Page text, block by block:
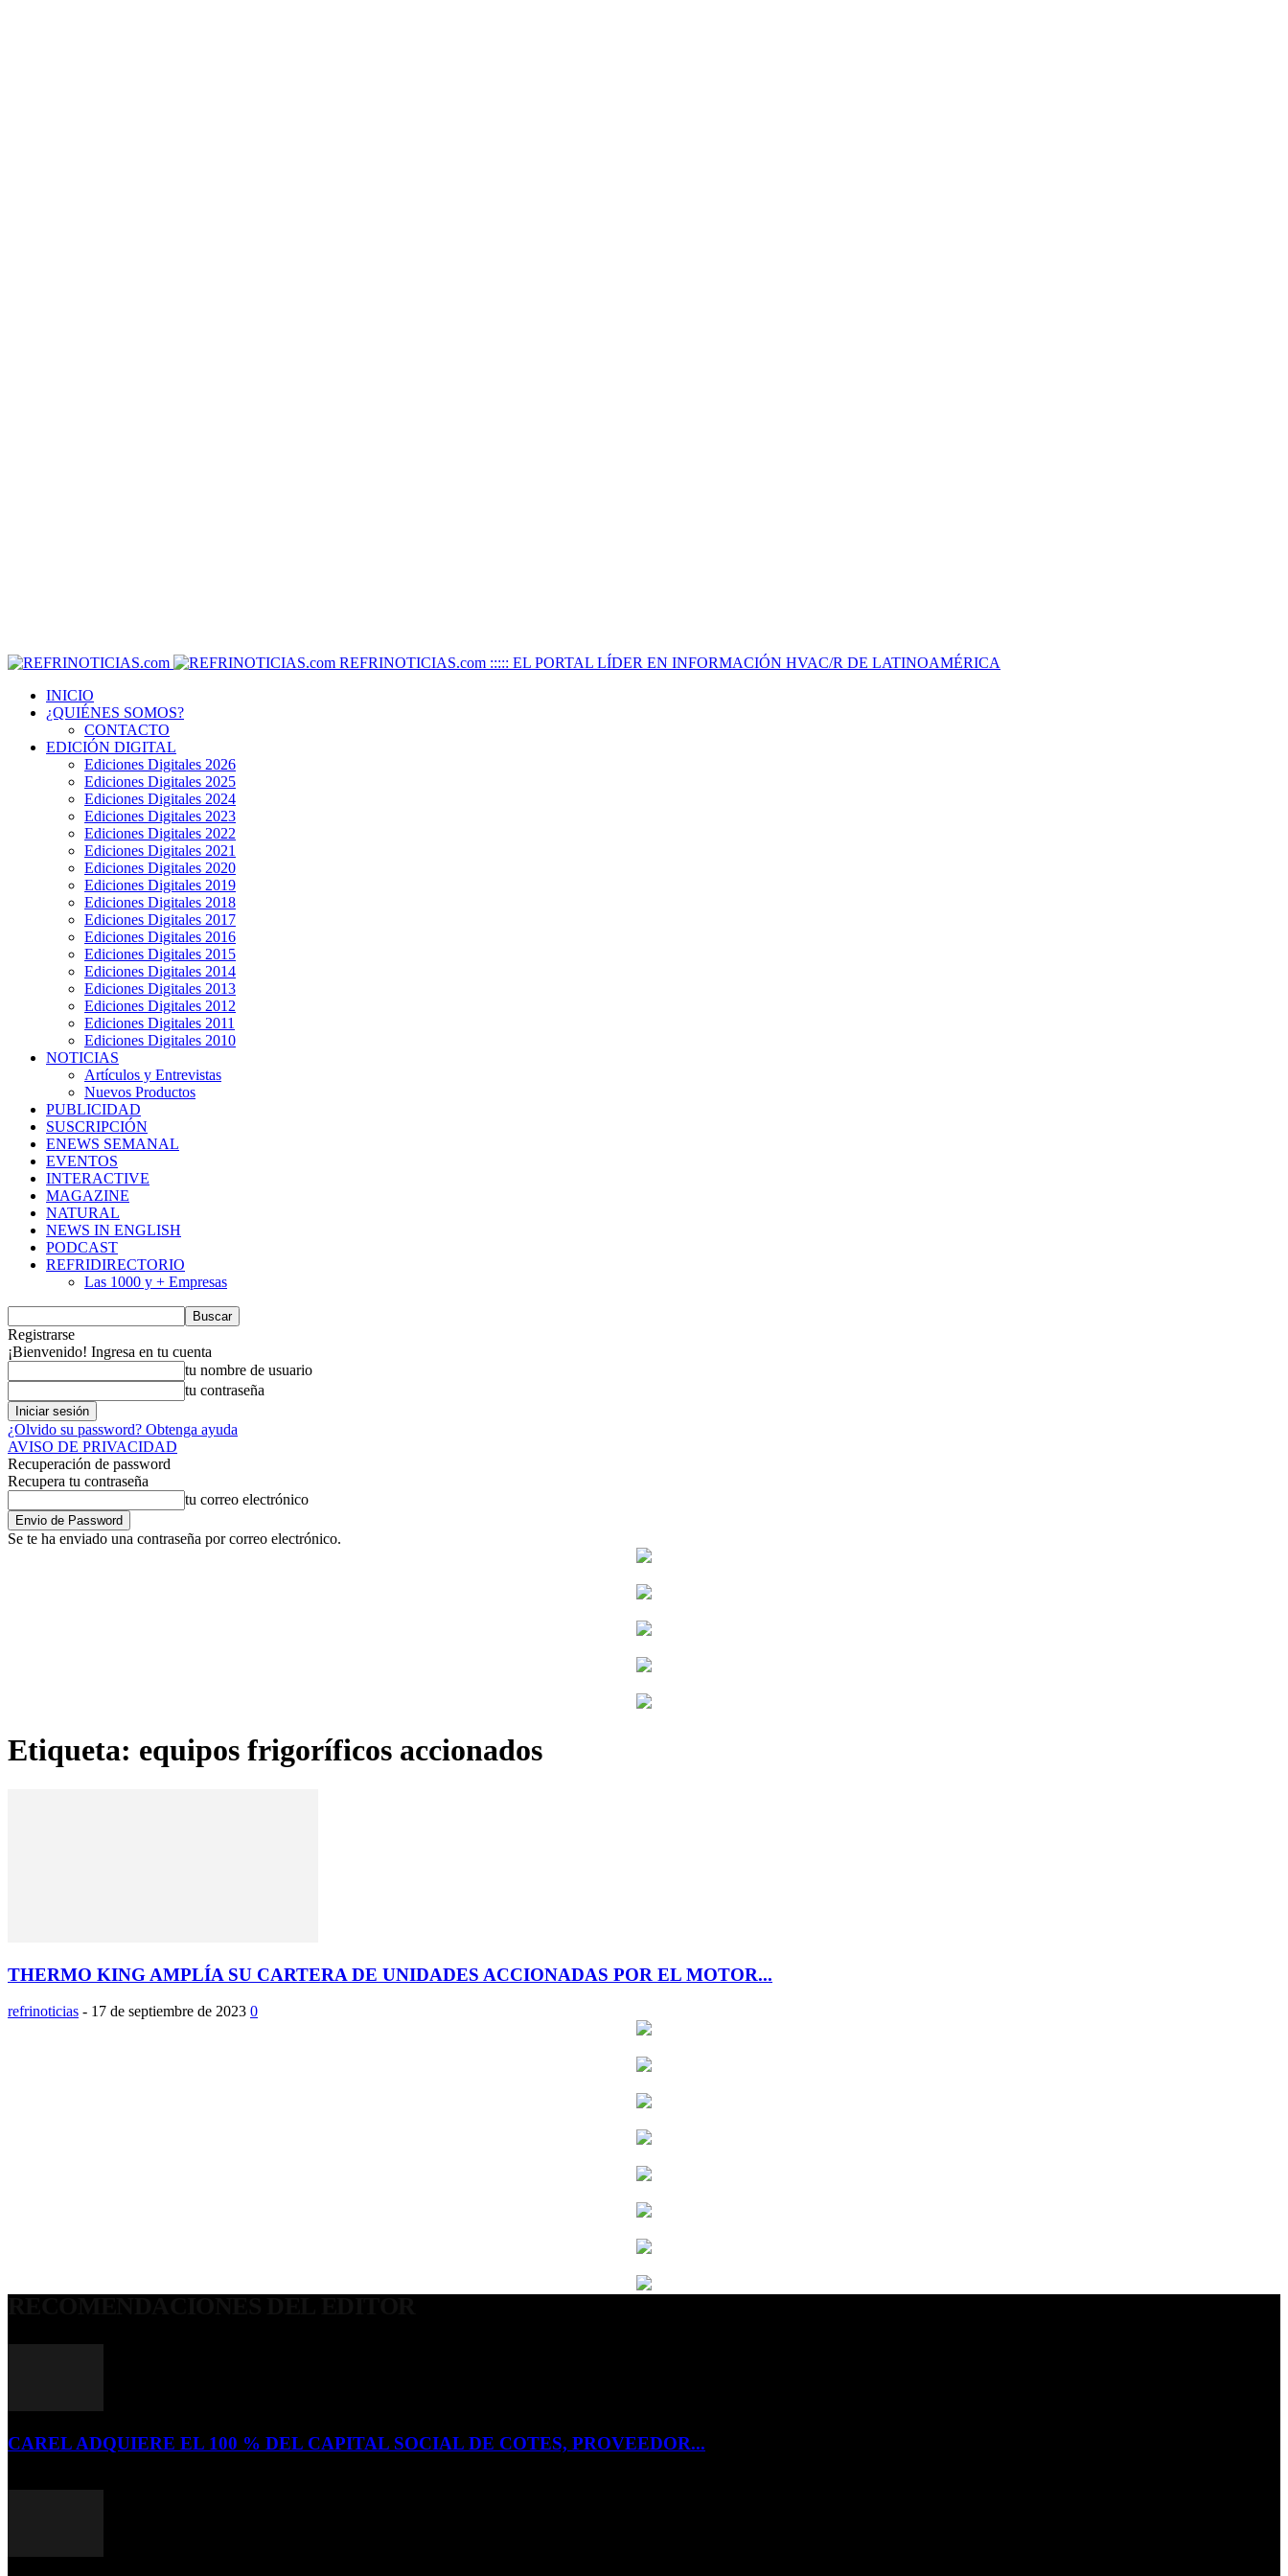
REFRINOTICIAS.com ::::: EL PORTAL LÍDER EN INFORMACIÓN HVAC/R DE LATINOAMÉRICA
INICIO
¿QUIÉNES SOMOS?
CONTACTO
EDICIÓN DIGITAL
Ediciones Digitales 2026
Ediciones Digitales 2025
Ediciones Digitales 2024
Ediciones Digitales 2023
Ediciones Digitales 2022
Ediciones Digitales 2021
Ediciones Digitales 2020
Ediciones Digitales 2019
Ediciones Digitales 2018
Ediciones Digitales 2017
Ediciones Digitales 2016
Ediciones Digitales 2015
Ediciones Digitales 2014
Ediciones Digitales 2013
Ediciones Digitales 2012
Ediciones Digitales 2011
Ediciones Digitales 2010
NOTICIAS
Artículos y Entrevistas
Nuevos Productos
PUBLICIDAD
SUSCRIPCIÓN
ENEWS SEMANAL
EVENTOS
INTERACTIVE
MAGAZINE
NATURAL
NEWS IN ENGLISH
PODCAST
REFRIDIRECTORIO
Las 1000 y + Empresas
Registrarse
¡Bienvenido! Ingresa en tu cuenta
tu nombre de usuario
tu contraseña
¿Olvido su password? Obtenga ayuda
AVISO DE PRIVACIDAD
Recuperación de password
Recupera tu contraseña
tu correo electrónico
Se te ha enviado una contraseña por correo electrónico.
Etiqueta: equipos frigoríficos accionados
THERMO KING AMPLÍA SU CARTERA DE UNIDADES ACCIONADAS POR EL MOTOR...
refrinoticias - 17 de septiembre de 2023 0
CAREL ADQUIERE EL 100 % DEL CAPITAL SOCIAL DE COTES, PROVEEDOR...